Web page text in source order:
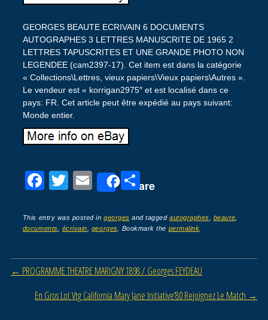
GEORGES BEAUTE ECRIVAIN 6 DOCUMENTS
AUTOGRAPHES 3 LETTRES MANUSCRITE DE 1965 2
LETTRES TAPUSCRITES ET UNE GRANDE PHOTO NON
LEGENDEE (cam2397-17). Cet item est dans la catégorie
« Collections\Lettres, vieux papiers\Vieux papiers\Autres ».
Le vendeur est « korrigan2975″ et est localisé dans ce
pays: FR. Cet article peut être expédié au pays suivant:
Monde entier.
F
c
e
b
o
o
T
tt
er
E
ail
Share
P
ta
g
er
This entry was posted ingeorges and taggedautographes beaute
documents
écrivain georges . Bookmark the permalink
Post navigation
← PROGRAMME THEATRE MARIGNY 1898 / Georges FEYDEAU
En Gros Lot Vtg California Mary Jane Initiative’80 Rejoignez Le Match →